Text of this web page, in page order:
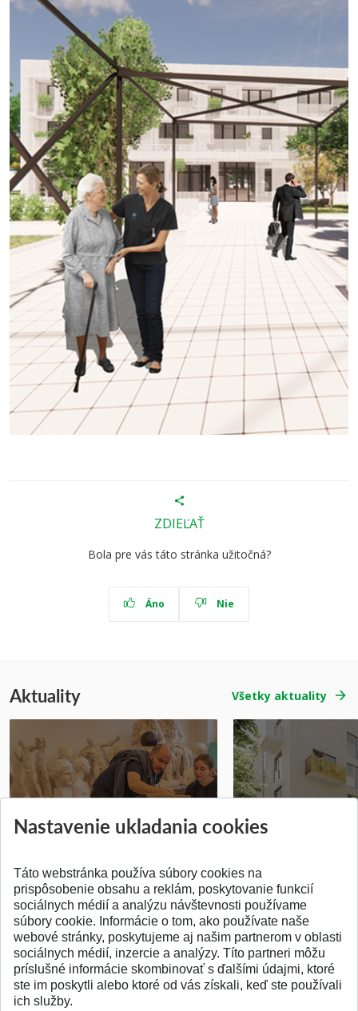
ZDIEĽAŤ
Bola pre vás táto stránka užitočná?
Áno Nie
Aktuality Všetky aktuality
Pridané 14.07.2026 Pridané 03.07.2026
SPÄŤ NA VRCH
Nastavenie ukladania cookies
Táto webstránka používa súbory cookies na
prispôsobenie obsahu a reklám, poskytovanie funkcií
sociálnych médií a analýzu návštevnosti používame
súbory cookie. Informácie o tom, ako používate naše
webové stránky, poskytujeme aj našim partnerom v oblasti
sociálnych médií, inzercie a analýzy. Títo partneri môžu
príslušné informácie skombinovať s ďalšími údajmi, ktoré
ste im poskytli alebo ktoré od vás získali, keď ste používali
ich služby.